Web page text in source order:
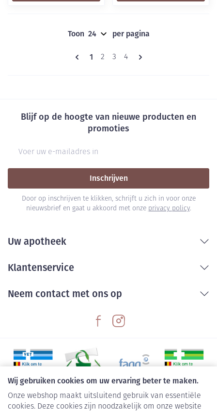
Wij gebruiken cookies om uw ervaring beter te maken.
Onze webshop maakt uitsluitend gebruik van essentiële
cookies. Deze cookies zijn noodzakelijk om onze website
Pagina's
U lees momenteel pagina
1 Pagina
2 Pagina
3 Pagina
4
Toon per pagina
Blijf op de hoogte van nieuwe producten en
promoties
Inschrijven
Door op inschrijven te klikken, schrijft u zich in voor onze
nieuwsbrief en gaat u akkoord met onze privacy policy.
Uw apotheek
Klantenservice
Neem contact met ons op
Juridische links